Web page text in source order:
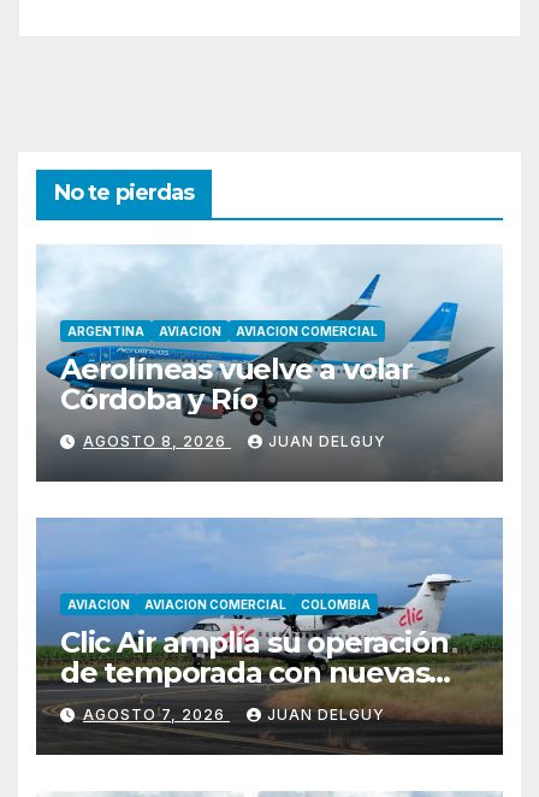
No te pierdas
ARGENTINA AVIACION AVIACION COMERCIAL
Aerolíneas vuelve a volar
Córdoba y Río
AGOSTO 8, 2026 JUAN DELGUY
AVIACION AVIACION COMERCIAL COLOMBIA
Clic Air amplía su operación
de temporada con nuevas
rutas hacia Cartagena y Tolú
AGOSTO 7, 2026 JUAN DELGUY